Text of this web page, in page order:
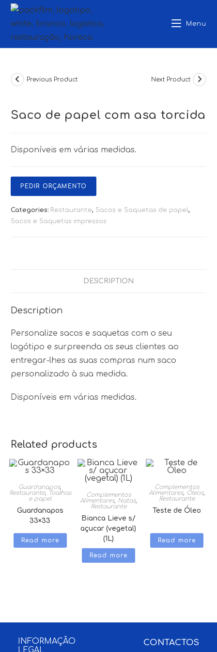
Skip
Menu
Previous Product Next Product
Saco de papel com asa torcida
Disponíveis em várias medidas.
PEDIR ORÇAMENTO
Categories: Restaurante, Sacos e Saquetas de papel,
Sacos e Saquetas impressos
DESCRIPTION
Description
Personalize sacos e saquetas com o seu
logótipo e surpreenda os seus clientes ao
entregar-lhes as suas compras num saco
personalizado à sua medida.
Disponíveis em várias medidas.
Related products
Guardanapos,
Restaurante, Toalhas
e papel
Guardanapos
33×33
Read more
Complementos
Alimentares, Natas,
Restaurante
Bianca Lieve s/
açucar (vegetal)
(1L)
Read more
Complementos
Alimentares, Óleos,
Restaurante
Teste de Óleo
Read more
INFORMAÇÃO
LEGAL
CONTACTOS